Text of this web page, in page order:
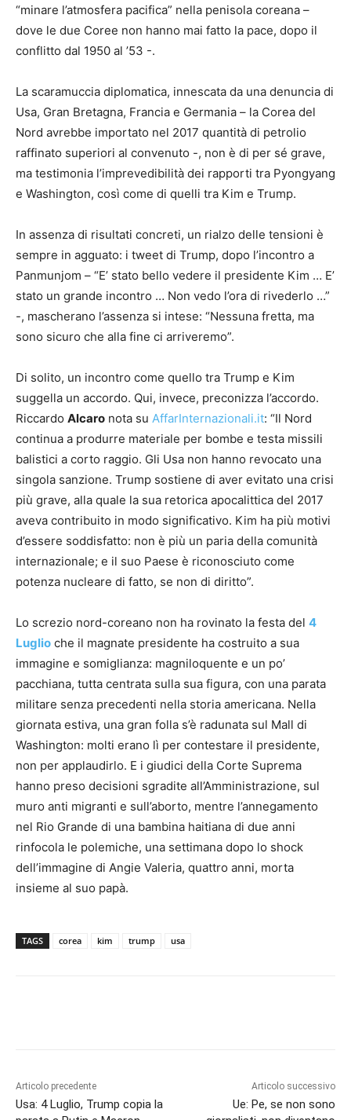
“minare l’atmosfera pacifica” nella penisola coreana –
dove le due Coree non hanno mai fatto la pace, dopo il
conflitto dal 1950 al ’53 -.
La scaramuccia diplomatica, innescata da una denuncia di
Usa, Gran Bretagna, Francia e Germania – la Corea del
Nord avrebbe importato nel 2017 quantità di petrolio
raffinato superiori al convenuto -, non è di per sé grave,
ma testimonia l’imprevedibilità dei rapporti tra Pyongyang
e Washington, così come di quelli tra Kim e Trump.
In assenza di risultati concreti, un rialzo delle tensioni è
sempre in agguato: i tweet di Trump, dopo l’incontro a
Panmunjom – “E’ stato bello vedere il presidente Kim … E’
stato un grande incontro … Non vedo l’ora di rivederlo …”
-, mascherano l’assenza si intese: “Nessuna fretta, ma
sono sicuro che alla fine ci arriveremo”.
Di solito, un incontro come quello tra Trump e Kim
suggella un accordo. Qui, invece, preconizza l’accordo.
Riccardo Alcaro nota su AffarInternazionali.it: “Il Nord
continua a produrre materiale per bombe e testa missili
balistici a corto raggio. Gli Usa non hanno revocato una
singola sanzione. Trump sostiene di aver evitato una crisi
più grave, alla quale la sua retorica apocalittica del 2017
aveva contribuito in modo significativo. Kim ha più motivi
d’essere soddisfatto: non è più un paria della comunità
internazionale; e il suo Paese è riconosciuto come
potenza nucleare di fatto, se non di diritto”.
Lo screzio nord-coreano non ha rovinato la festa del 4
Luglio che il magnate presidente ha costruito a sua
immagine e somiglianza: magniloquente e un po’
pacchiana, tutta centrata sulla sua figura, con una parata
militare senza precedenti nella storia americana. Nella
giornata estiva, una gran folla s’è radunata sul Mall di
Washington: molti erano lì per contestare il presidente,
non per applaudirlo. E i giudici della Corte Suprema
hanno preso decisioni sgradite all’Amministrazione, sul
muro anti migranti e sull’aborto, mentre l’annegamento
nel Rio Grande di una bambina haitiana di due anni
rinfocola le polemiche, una settimana dopo lo shock
dell’immagine di Angie Valeria, quattro anni, morta
insieme al suo papà.
TAGS corea kim trump usa
Articolo precedente
Usa: 4 Luglio, Trump copia la
Articolo successivo
Ue: Pe, se non sono